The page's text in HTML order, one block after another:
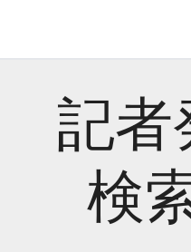
記者
検